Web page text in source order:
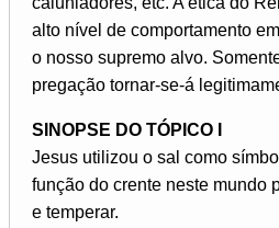
alto nível de comportamento
o nosso supremo alvo.
pregação tornar-se-á
SINOPSE DO TÓPICO I
Jesus utilizou o sal como
função do crente neste mundo
e temperar.